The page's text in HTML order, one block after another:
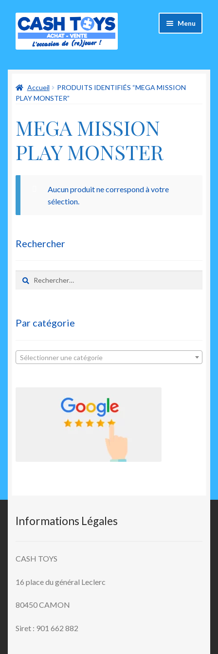
Aller
à
Aller
au
contenu
Menu
Carte Cadeau
A propos de nous
Accueil
PRODUITS IDENTIFIÉS “MEGA MISSION
PLAY MONSTER”
MEGA MISSION
PLAY MONSTER
Aucun produit ne correspond à votre
sélection.
Rechercher
Rechercher :
Par catégorie
Sélectionner une catégorie
Informations Légales
CASH TOYS
16 place du général Leclerc
80450 CAMON
Siret : 901 662 882